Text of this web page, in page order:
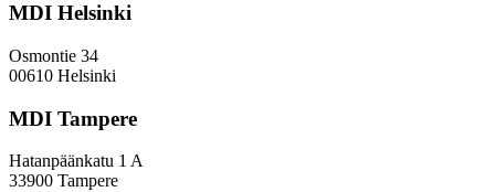
MDI Helsinki
Osmontie 34
00610 Helsinki
MDI Tampere
Hatanpäänkatu 1 A
33900 Tampere